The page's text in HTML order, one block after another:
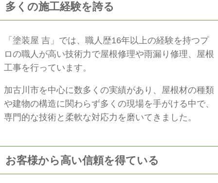
多くの施工経験を誇る
「塗装屋 吉」では、職人歴16年以上の経験を持つプ
ロの職人が高い技術力で屋根修理や雨漏り修理、屋根
工事を行っています。
加古川市を中心に数多くの実績があり、屋根材の種類
や建物の構造に関わらず多くの現場を手がける中で、
専門的な技術と柔軟な対応力を磨いてきました。
お客様から高い信頼を得ている